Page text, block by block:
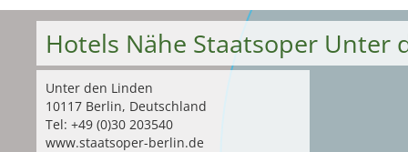
Hotels Nähe Staatsoper Unter
Unter den Linden
10117 Berlin, Deutschland
Tel: +49 (0)30 203540
www.staatsoper-berlin.de